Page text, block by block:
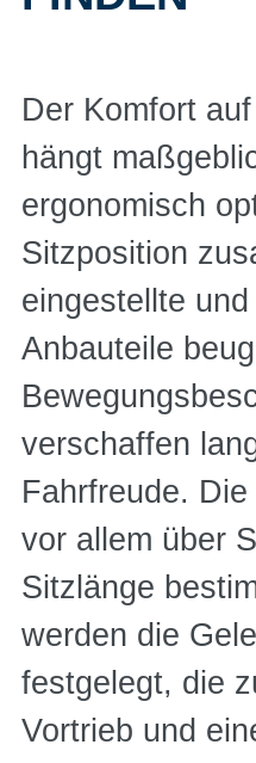
Der Komfort
hängt
ergonomisch
Sitzposition
eingestellte
Anbauteile
verschaffen
Fahrfreude.
vor allem über
Sitzlänge
werden die
festgelegt, die
Vortrieb und